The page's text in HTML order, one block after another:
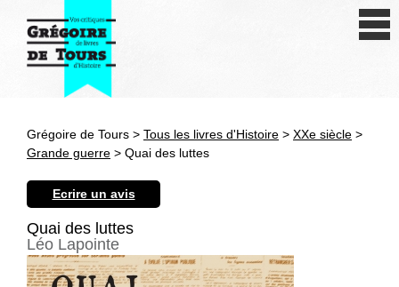
Antiquité
Révolution et XIXe siècle
Grégoire de Tours > Tous les livres d'Histoire > XXe siècle >
Grande guerre > Quai des luttes
Ecrire un avis
Quai des luttes
Léo Lapointe